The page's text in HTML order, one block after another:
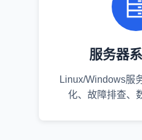
服务器
Linux/Windows服
化、故障排查、